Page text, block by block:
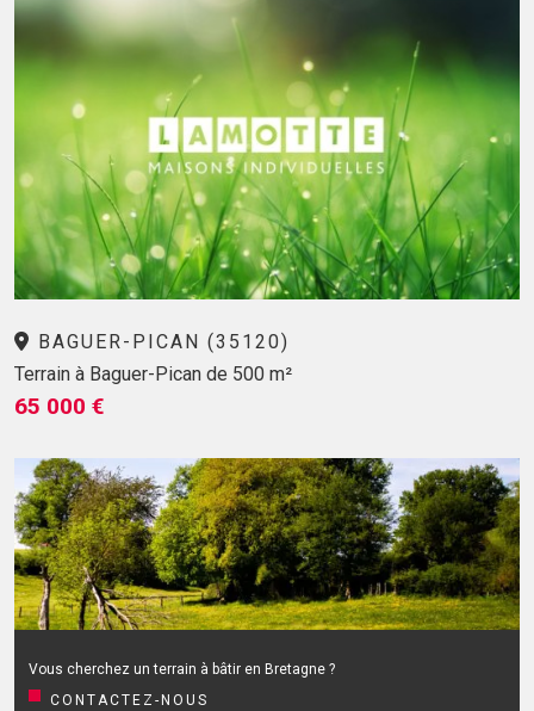
BAGUER-PICAN (35120)
Terrain à Baguer-Pican de 500 m²
65 000 €
Vous cherchez un terrain à bâtir en Bretagne ?
CONTACTEZ-NOUS